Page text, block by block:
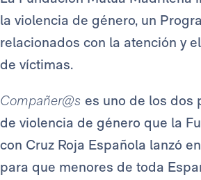
la violencia de género, un
relacionados con la atención y
de víctimas.
Compañer@s es uno de los dos
de violencia de género que la
con Cruz Roja Española lanzó
para que menores de toda